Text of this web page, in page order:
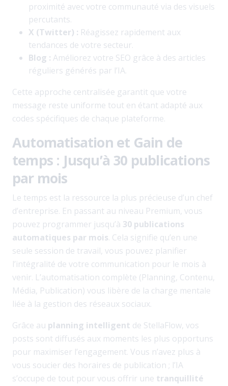
proximité avec votre communauté via des visuels
percutants.
X (Twitter) : Réagissez rapidement aux
tendances de votre secteur.
Blog : Améliorez votre SEO grâce à des articles
réguliers générés par l’IA.
Cette approche centralisée garantit que votre
message reste uniforme tout en étant adapté aux
codes spécifiques de chaque plateforme.
Automatisation et Gain de
temps : Jusqu’à 30 publications
par mois
Le temps est la ressource la plus précieuse d’un chef
d’entreprise. En passant au niveau Premium, vous
pouvez programmer jusqu’à 30 publications
automatiques par mois. Cela signifie qu’en une
seule session de travail, vous pouvez planifier
l’intégralité de votre communication pour le mois à
venir. L’automatisation complète (Planning, Contenu,
Média, Publication) vous libère de la charge mentale
liée à la gestion des réseaux sociaux.
Grâce au planning intelligent de StellaFlow, vos
posts sont diffusés aux moments les plus opportuns
pour maximiser l’engagement. Vous n’avez plus à
vous soucier des horaires de publication ; l’IA
s’occupe de tout pour vous offrir une tranquillité